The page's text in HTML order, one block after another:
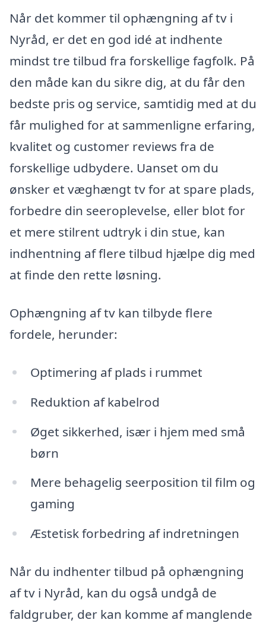
Når det kommer til ophængning af tv i
Nyråd, er det en god idé at indhente
mindst tre tilbud fra forskellige fagfolk. På
den måde kan du sikre dig, at du får den
bedste pris og service, samtidig med at du
får mulighed for at sammenligne erfaring,
kvalitet og customer reviews fra de
forskellige udbydere. Uanset om du
ønsker et væghængt tv for at spare plads,
forbedre din seeroplevelse, eller blot for
et mere stilrent udtryk i din stue, kan
indhentning af flere tilbud hjælpe dig med
at finde den rette løsning.
Ophængning af tv kan tilbyde flere
fordele, herunder:
Optimering af plads i rummet
Reduktion af kabelrod
Øget sikkerhed, især i hjem med små
børn
Mere behagelig seerposition til film og
gaming
Æstetisk forbedring af indretningen
Når du indhenter tilbud på ophængning
af tv i Nyråd, kan du også undgå de
faldgruber, der kan komme af manglende